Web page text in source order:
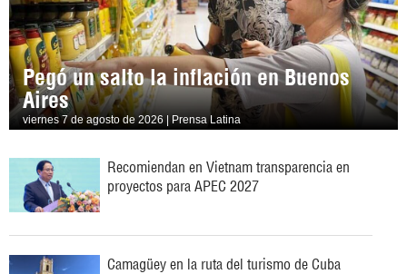
Pegó un salto la inflación en Buenos
Aires
viernes 7 de agosto de 2026 | Prensa Latina
Recomiendan en Vietnam transparencia en
proyectos para APEC 2027
Camagüey en la ruta del turismo de Cuba